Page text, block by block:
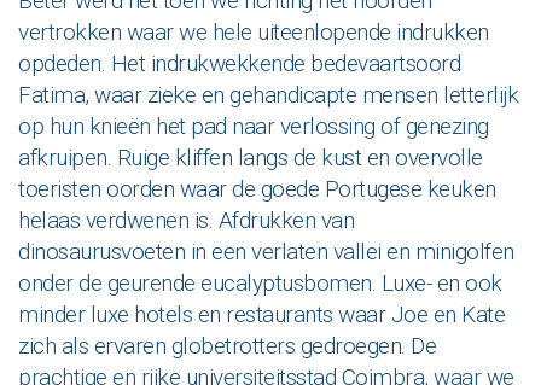
vertrokken waar we hele uiteenlopende indrukken
opdeden. Het indrukwekkende bedevaartsoord
Fatima, waar zieke en gehandicapte mensen letterlijk
op hun knieën het pad naar verlossing of genezing
afkruipen. Ruige kliffen langs de kust en overvolle
toeristen oorden waar de goede Portugese keuken
helaas verdwenen is. Afdrukken van
dinosaurusvoeten in een verlaten vallei en minigolfen
onder de geurende eucalyptusbomen. Luxe- en ook
minder luxe hotels en restaurants waar Joe en Kate
zich als ervaren globetrotters gedroegen. De
prachtige en rijke universiteitsstad Coimbra, waar we